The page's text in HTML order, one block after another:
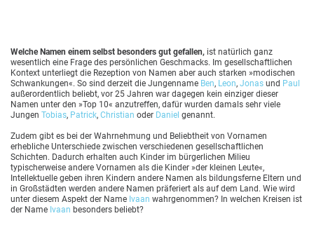
Welche Namen einem selbst besonders gut gefallen, ist natürlich ganz
wesentlich eine Frage des persönlichen Geschmacks. Im gesellschaftlichen
Kontext unterliegt die Rezeption von Namen aber auch starken »modischen
Schwankungen«. So sind derzeit die Jungenname Ben, Leon, Jonas und Paul
außerordentlich beliebt, vor 25 Jahren war dagegen kein einziger dieser
Namen unter den »Top 10« anzutreffen, dafür wurden damals sehr viele
Jungen Tobias, Patrick, Christian oder Daniel genannt.
Zudem gibt es bei der Wahrnehmung und Beliebtheit von Vornamen
erhebliche Unterschiede zwischen verschiedenen gesellschaftlichen
Schichten. Dadurch erhalten auch Kinder im bürgerlichen Milieu
typischerweise andere Vornamen als die Kinder »der kleinen Leute«,
Intellektuelle geben ihren Kindern andere Namen als bildungsferne Eltern und
in Großstädten werden andere Namen präferiert als auf dem Land. Wie wird
unter diesem Aspekt der Name Ivaan wahrgenommen? In welchen Kreisen ist
der Name Ivaan besonders beliebt?